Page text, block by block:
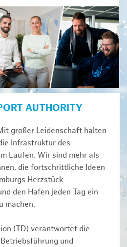
AUTHORITY
großer Leidenschaft halten
Infrastruktur des
Laufen. Wir sind mehr als
die fortschrittliche Ideen
Herzstück
den Hafen jeden Tag ein
machen.
(TD) verantwortet die
und